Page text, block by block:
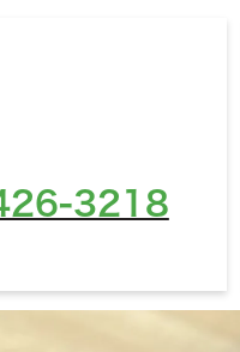
3218